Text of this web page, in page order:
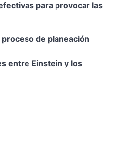
para provocar las
de planeación
entre Einstein y los